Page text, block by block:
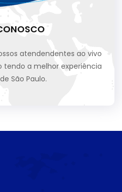
atendendentes ao vivo
a melhor experiência
São Paulo.